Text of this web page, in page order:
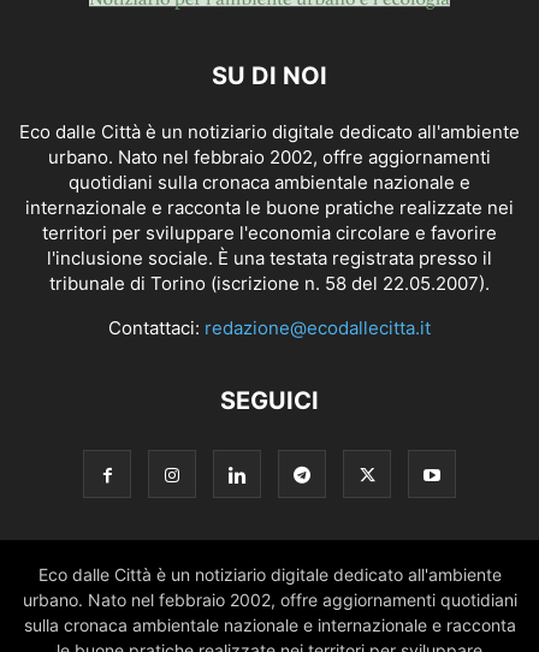
SU DI NOI
Eco dalle Città è un notiziario digitale dedicato all'ambiente
urbano. Nato nel febbraio 2002, offre aggiornamenti
quotidiani sulla cronaca ambientale nazionale e
internazionale e racconta le buone pratiche realizzate nei
territori per sviluppare l'economia circolare e favorire
l'inclusione sociale. È una testata registrata presso il
tribunale di Torino (iscrizione n. 58 del 22.05.2007).
Contattaci: redazione@ecodallecitta.it
SEGUICI
Eco dalle Città è un notiziario digitale dedicato all'ambiente
urbano. Nato nel febbraio 2002, offre aggiornamenti quotidiani
sulla cronaca ambientale nazionale e internazionale e racconta